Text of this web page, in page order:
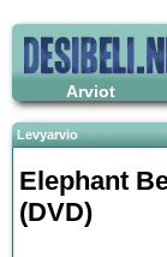
Arviot
Levyarvio
Elephant
(DVD)